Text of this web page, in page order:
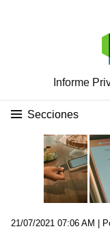
Informe
Secciones
21/07/2021 07:06 AM |